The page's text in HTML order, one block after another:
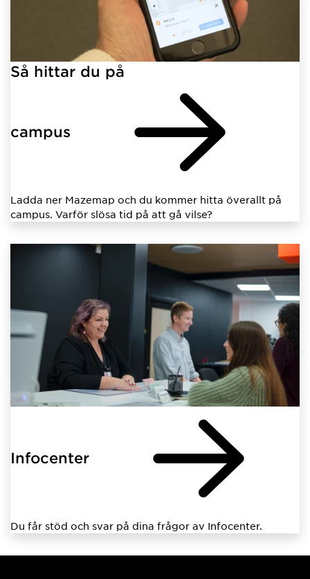
Så hittar du på
campus
Ladda ner Mazemap och du kommer hitta överallt på
campus. Varför slösa tid på att gå vilse?
Infocenter
Du får stöd och svar på dina frågor av Infocenter.